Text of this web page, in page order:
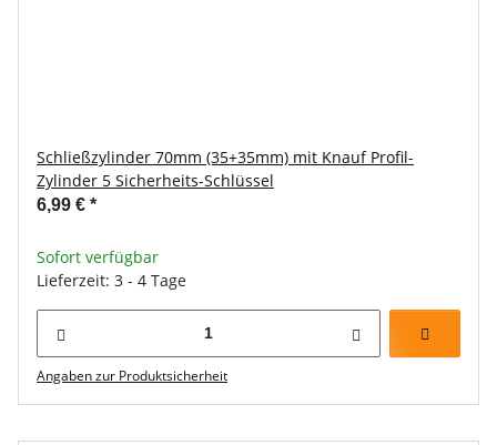
Schließzylinder 70mm (35+35mm) mit Knauf Profil-
Zylinder 5 Sicherheits-Schlüssel
6,99 € *
Sofort verfügbar
Lieferzeit: 3 - 4 Tage
Angaben zur Produktsicherheit